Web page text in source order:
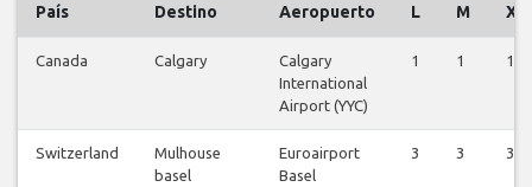
País Destino Aeropuerto L M X
Canada Calgary
Calgary
International
Airport (YYC)
1 1 1
Switzerland
Mulhouse
basel
Euroairport
Basel
3 3 3